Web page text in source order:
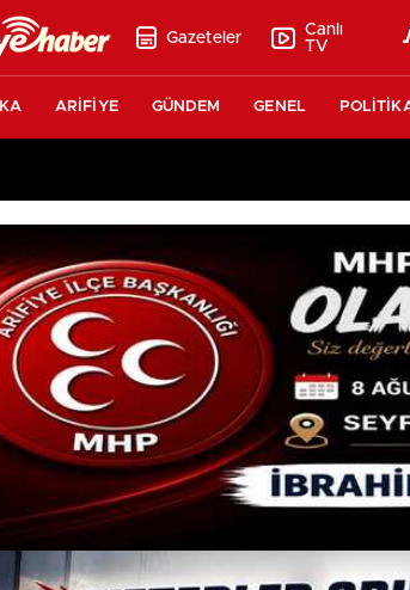
Gazeteler
Canlı
TV
ARİFİYE GÜNDEM GENEL